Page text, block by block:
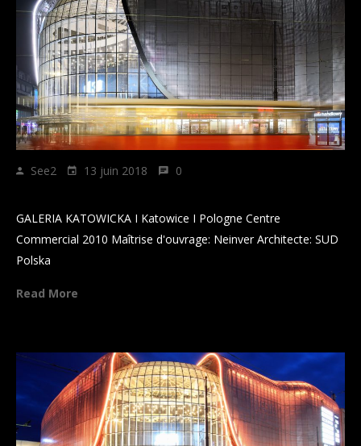
See2 13 juin 2018 0
GALERIA KATOWICKA I Katowice I Pologne Centre
Commercial 2010 Maîtrise d'ouvrage: Neinver Architecte: SUD
Polska
Read More